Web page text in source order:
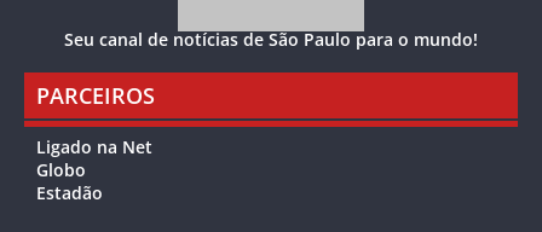
Seu canal de notícias de São Paulo para o mundo!
PARCEIROS
Ligado na Net
Globo
Estadão